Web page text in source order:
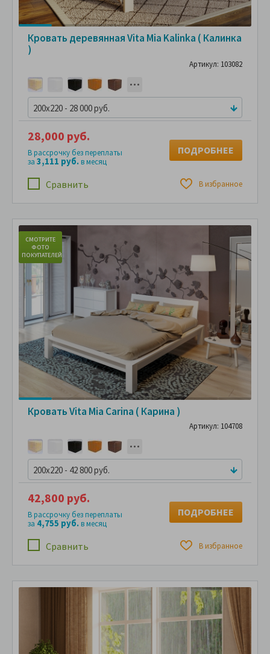
Кровать деревянная Vita Mia Kalinka ( Калинка
)
Артикул: 103082
200x220 - 28 000 руб.
Сравнить В избранное
28,000 руб.
В рассрочку без переплаты
за 3,111 руб.в месяц
ПОДРОБНЕЕ
СМОТРИТЕ
ФОТО
ПОКУПАТЕЛЕЙ
Кровать Vita Mia Carina ( Карина )
Артикул: 104708
200x220 - 42 800 руб.
Сравнить В избранное
42,800 руб.
В рассрочку без переплаты
за 4,755 руб.в месяц
ПОДРОБНЕЕ